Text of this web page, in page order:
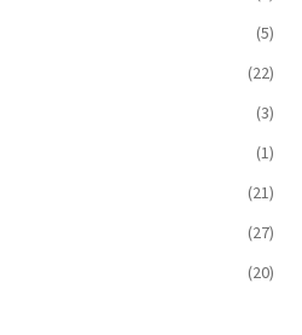
(5)
(22)
(3)
(1)
(21)
(27)
(20)